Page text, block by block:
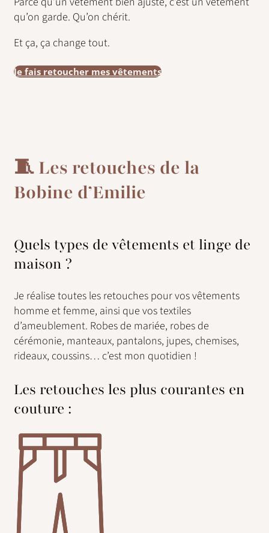
qu’on garde. Qu’on chérit.
Et ça, ça change tout.
Je fais retoucher mes vêtements
🧵 Les retouches de la
Bobine d’Emilie
Quels types de vêtements et linge de
maison ?
Je réalise toutes les retouches pour vos vêtements
homme et femme, ainsi que vos textiles
d’ameublement. Robes de mariée, robes de
cérémonie, manteaux, pantalons, jupes, chemises,
rideaux, coussins… c’est mon quotidien !
Les retouches les plus courantes en
couture :